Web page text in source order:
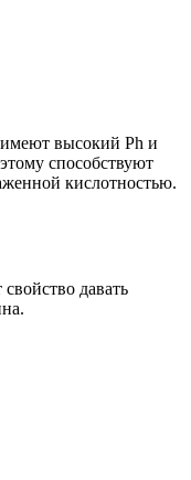
высокий Ph и
способствуют
кислотностью.
давать